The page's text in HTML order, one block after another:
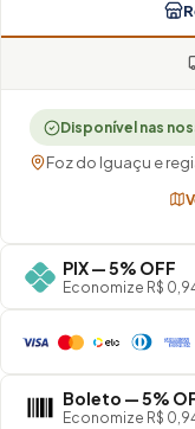
Disponível nas
Foz do Iguaçu e
PIX — 5% OFF
Economize R$
Boleto — 5%
Economize R$